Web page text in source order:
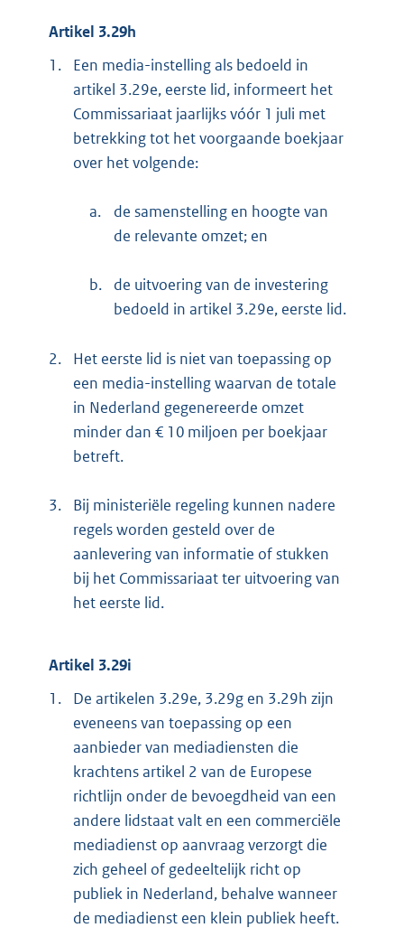
Artikel 3.29h
1.
Een media-instelling als bedoeld in
artikel 3.29e, eerste lid, informeert het
Commissariaat jaarlijks vóór 1 juli met
betrekking tot het voorgaande boekjaar
over het volgende:
a.
de samenstelling en hoogte van
de relevante omzet; en
b.
de uitvoering van de investering
bedoeld in artikel 3.29e, eerste lid.
2.
Het eerste lid is niet van toepassing op
een media-instelling waarvan de totale
in Nederland gegenereerde omzet
minder dan € 10 miljoen per boekjaar
betreft.
3.
Bij ministeriële regeling kunnen nadere
regels worden gesteld over de
aanlevering van informatie of stukken
bij het Commissariaat ter uitvoering van
het eerste lid.
Artikel 3.29i
1.
De artikelen 3.29e, 3.29g en 3.29h zijn
eveneens van toepassing op een
aanbieder van mediadiensten die
krachtens artikel 2 van de Europese
richtlijn onder de bevoegdheid van een
andere lidstaat valt en een commerciële
mediadienst op aanvraag verzorgt die
zich geheel of gedeeltelijk richt op
publiek in Nederland, behalve wanneer
de mediadienst een klein publiek heeft.